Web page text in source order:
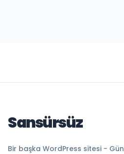
Sansürsüz
Bir başka WordPress sitesi -